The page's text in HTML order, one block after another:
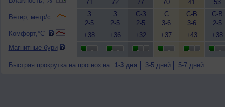
Ветер, метр/с
Комфорт,°C
Магнитные бури
71
З
2-5
+38
72
З
2-5
+36
77
С-З
2-5
+32
70
С
3-6
+37
41
С-В
3-6
+43
53
С-В
2-5
+38
Быстрая прокрутка на прогноз на 1-3 дня 3-5 дней 5-7 дней